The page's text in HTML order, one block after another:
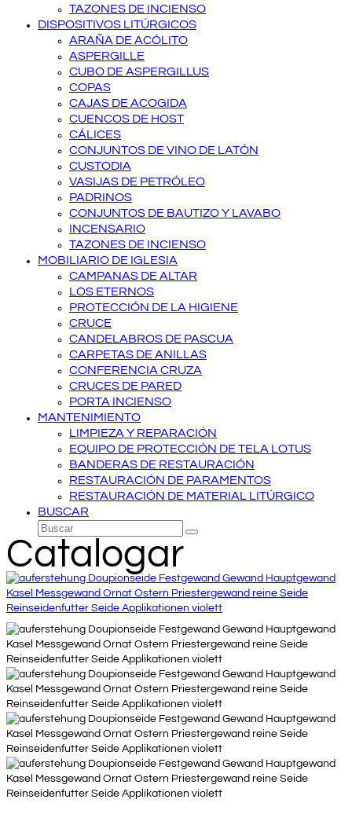
TAZONES DE INCIENSO
DISPOSITIVOS LITÚRGICOS
ARAÑA DE ACÓLITO
ASPERGILLE
CUBO DE ASPERGILLUS
COPAS
CAJAS DE ACOGIDA
CUENCOS DE HOST
CÁLICES
CONJUNTOS DE VINO DE LATÓN
CUSTODIA
VASIJAS DE PETRÓLEO
PADRINOS
CONJUNTOS DE BAUTIZO Y LAVABO
INCENSARIO
TAZONES DE INCIENSO
MOBILIARIO DE IGLESIA
CAMPANAS DE ALTAR
LOS ETERNOS
PROTECCIÓN DE LA HIGIENE
CRUCE
CANDELABROS DE PASCUA
CARPETAS DE ANILLAS
CONFERENCIA CRUZA
CRUCES DE PARED
PORTA INCIENSO
MANTENIMIENTO
LIMPIEZA Y REPARACIÓN
EQUIPO DE PROTECCIÓN DE TELA LOTUS
BANDERAS DE RESTAURACIÓN
RESTAURACIÓN DE PARAMENTOS
RESTAURACIÓN DE MATERIAL LITÚRGICO
BUSCAR
Buscar
Enviar
Catalogar